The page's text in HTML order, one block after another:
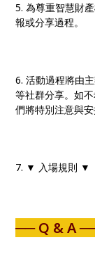
5. 為尊重智慧財
報或分享過程。
6. 活動過程將由
等社群分享。如
們將特別注意與安
7. ▼ 入場規則 ▼
── Q & A